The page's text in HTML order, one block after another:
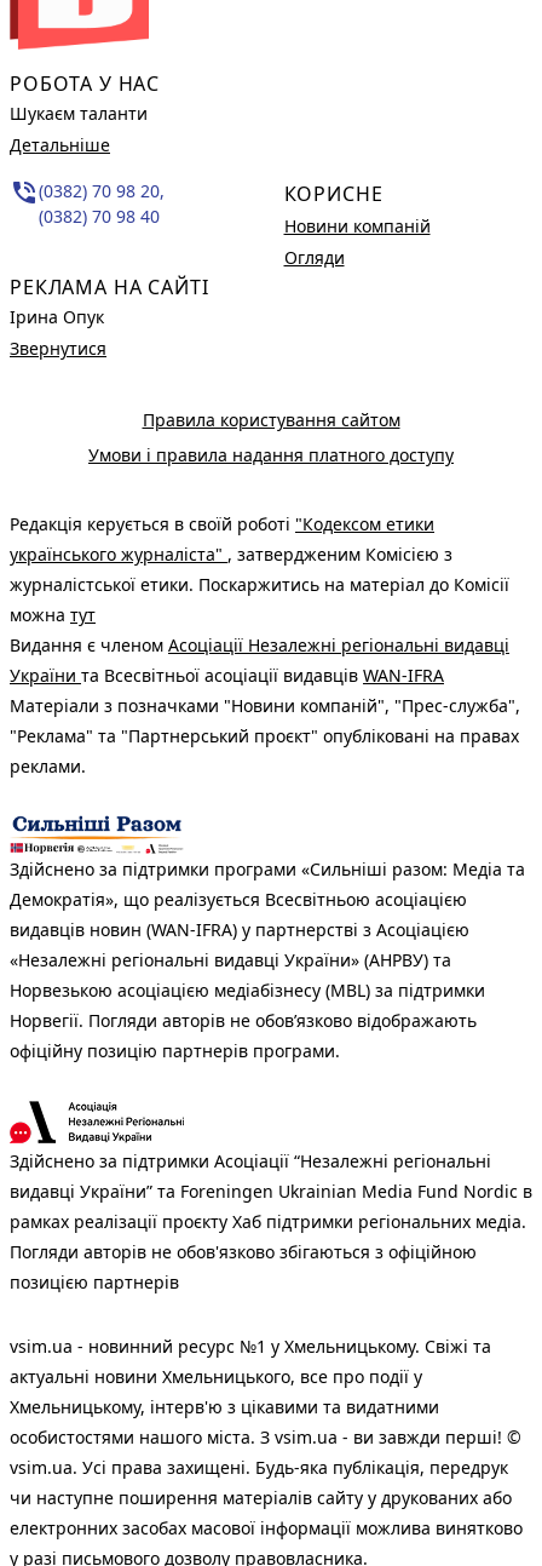
РОБОТА У НАС
Шукаєм таланти
Детальніше
phone_in_talk(0382) 70 98 20,
(0382) 70 98 40
РЕКЛАМА НА САЙТІ
Ірина Опук
Звернутися
КОРИСНЕ
Новини компаній
Огляди
Правила користування сайтом
Умови і правила надання платного доступу
Редакція керується в своїй роботі "Кодексом етики
українського журналіста" , затвердженим Комісією з
журналістської етики. Поскаржитись на матеріал до Комісії
можна тут
Видання є членом Асоціації Незалежні регіональні видавці
України та Всесвітньої асоціації видавців WAN-IFRA
Матеріали з позначками "Новини компаній", "Прес-служба",
"Реклама" та "Партнерський проєкт" опубліковані на правах
реклами.
Здійснено за підтримки програми «Сильніші разом: Медіа та
Демократія», що реалізується Всесвітньою асоціацією
видавців новин (WAN-IFRA) у партнерстві з Асоціацією
«Незалежні регіональні видавці України» (АНРВУ) та
Норвезькою асоціацією медіабізнесу (MBL) за підтримки
Норвегії. Погляди авторів не обов’язково відображають
офіційну позицію партнерів програми.
Здійснено за підтримки Асоціації “Незалежні регіональні
видавці України” та Foreningen Ukrainian Media Fund Nordic в
рамках реалізації проєкту Хаб підтримки регіональних медіа.
Погляди авторів не обов'язково збігаються з офіційною
позицією партнерів
vsim.ua - новинний ресурс №1 у Хмельницькому. Свіжі та
актуальні новини Хмельницького, все про події у
Хмельницькому, інтерв'ю з цікавими та видатними
особистостями нашого міста. З vsim.ua - ви завжди перші! ©
vsim.ua. Усі права захищені. Будь-яка публiкацiя, передрук
чи наступне поширення матеріалів сайту у друкованих або
електронних засобах масової інформації можлива винятково
у разі письмового дозволу правовласника.